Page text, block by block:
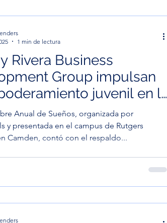
Rivera Business
Group impulsan
juvenil en la
Anual de Sueños
Anual de Sueños, organizada por
y presentada en el campus de Rutgers
Camden, contó con el respaldo...
1 min de lectura